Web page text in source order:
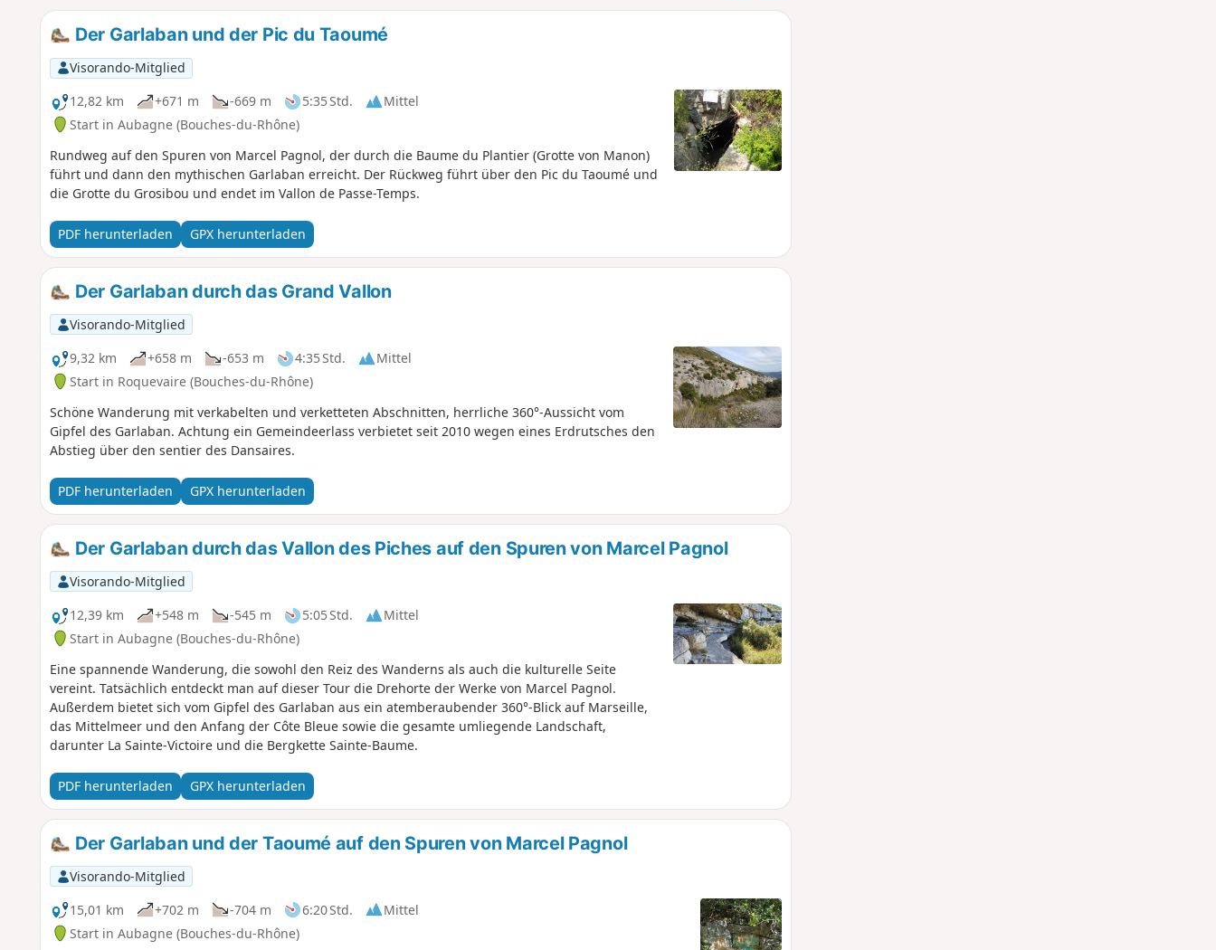
Der Garlaban und der Pic du Taoumé
Visorando-Mitglied
12,82 km
+671 m -669 m 5:35 Std.
Mittel
Start in Aubagne (Bouches-du-Rhône)
Rundweg auf den Spuren von Marcel Pagnol, der durch die Baume du Plantier (Grotte von Manon)
führt und dann den mythischen Garlaban erreicht. Der Rückweg führt über den Pic du Taoumé und
die Grotte du Grosibou und endet im Vallon de Passe-Temps.
PDF herunterladen GPX herunterladen
Der Garlaban durch das Grand Vallon
Visorando-Mitglied
9,32 km
+658 m -653 m 4:35 Std.
Mittel
Start in Roquevaire (Bouches-du-Rhône)
Schöne Wanderung mit verkabelten und verketteten Abschnitten, herrliche 360°-Aussicht vom
Gipfel des Garlaban. Achtung ein Gemeindeerlass verbietet seit 2010 wegen eines Erdrutsches den
Abstieg über den sentier des Dansaires.
PDF herunterladen GPX herunterladen
Der Garlaban durch das Vallon des Piches auf den Spuren von Marcel Pagnol
Visorando-Mitglied
12,39 km
+548 m -545 m 5:05 Std.
Mittel
Start in Aubagne (Bouches-du-Rhône)
Eine spannende Wanderung, die sowohl den Reiz des Wanderns als auch die kulturelle Seite
vereint. Tatsächlich entdeckt man auf dieser Tour die Drehorte der Werke von Marcel Pagnol.
Außerdem bietet sich vom Gipfel des Garlaban aus ein atemberaubender 360°-Blick auf Marseille,
das Mittelmeer und den Anfang der Côte Bleue sowie die gesamte umliegende Landschaft,
darunter La Sainte-Victoire und die Bergkette Sainte-Baume.
PDF herunterladen GPX herunterladen
Der Garlaban und der Taoumé auf den Spuren von Marcel Pagnol
Visorando-Mitglied
15,01 km
+702 m -704 m 6:20 Std.
Mittel
Start in Aubagne (Bouches-du-Rhône)